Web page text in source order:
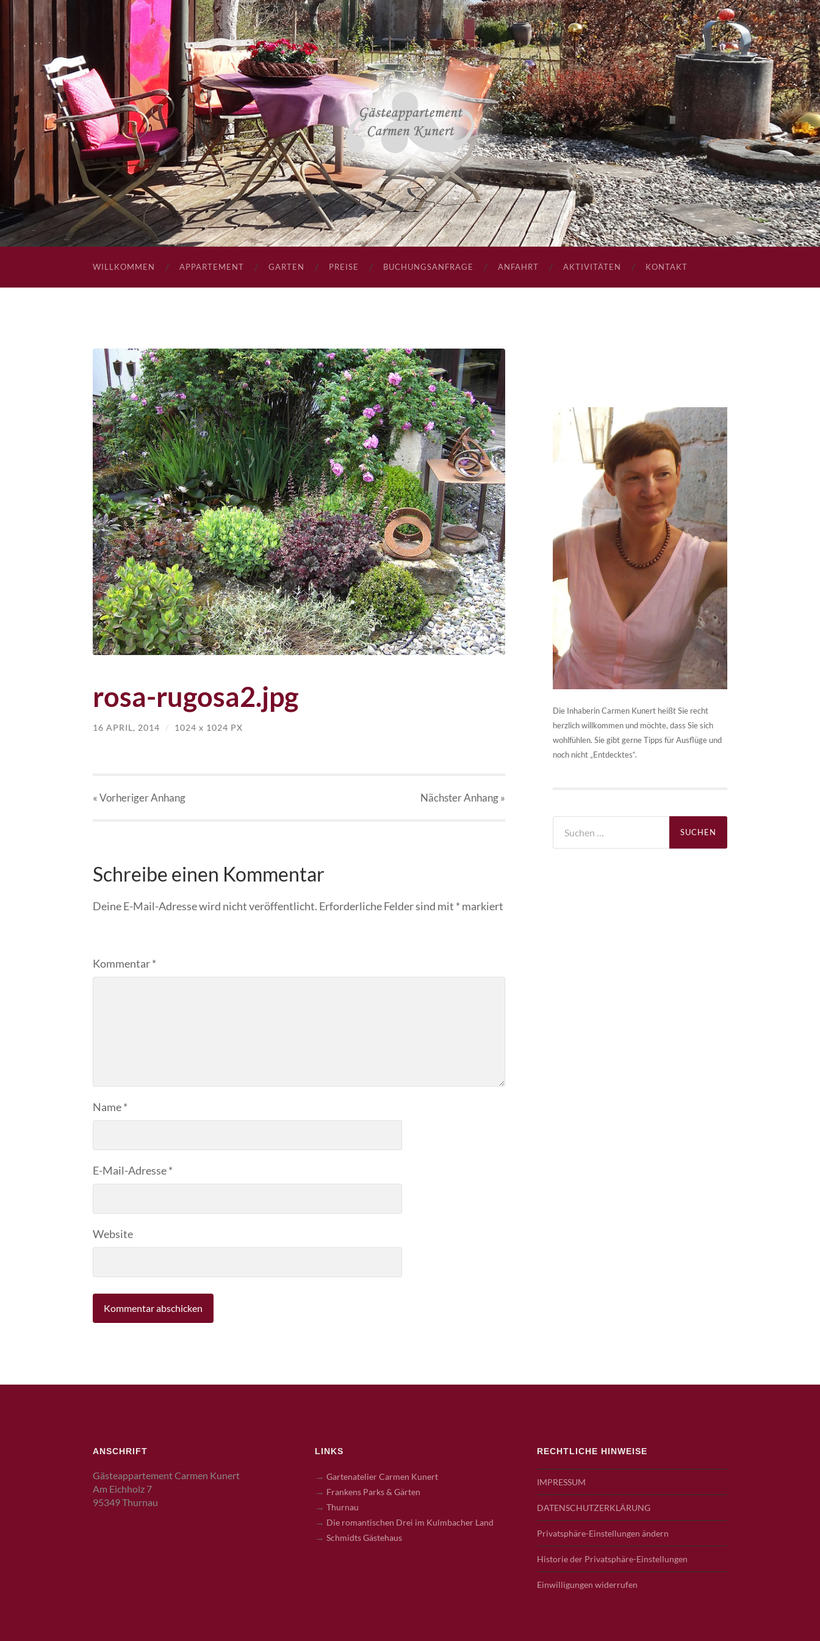
WILLKOMMEN APPARTEMENT GARTEN PREISE BUCHUNGSANFRAGE ANFAHRT AKTIVITÄTEN KONTAKT
rosa-rugosa2.jpg
16 APRIL, 2014 / 1024 x 1024 PX
« VorherigerAnhang NächsterAnhang»
Schreibe einen Kommentar
Deine E-Mail-Adresse wird nicht veröffentlicht. Erforderliche Felder sind mit * markiert
Kommentar*
Name*
E-Mail-Adresse*
Website
Die Inhaberin Carmen Kunert heißt Sie recht
herzlich willkommen und möchte, dass Sie sich
wohlfühlen. Sie gibt gerne Tipps für Ausflüge und
noch nicht „Entdecktes“.
nach:
ANSCHRIFT
Gästeappartement Carmen Kunert
Am Eichholz 7
95349 Thurnau
LINKS
→ Gartenatelier Carmen Kunert
→ Frankens Parks & Gärten
→ Thurnau
→ Die romantischen Drei im Kulmbacher Land
→ Schmidts Gästehaus
RECHTLICHE HINWEISE
IMPRESSUM
DATENSCHUTZERKLÄRUNG
Privatsphäre-Einstellungen ändern
Historie der Privatsphäre-Einstellungen
Einwilligungen widerrufen